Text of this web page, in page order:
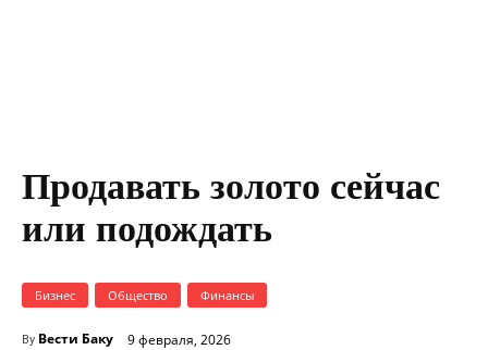
Продавать золото сейчас
или подождать
Бизнес Общество Финансы
By Вести Баку 9 февраля, 2026